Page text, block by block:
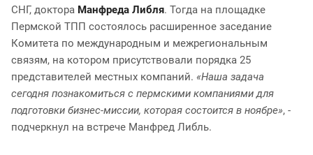
СНГ, доктора Манфреда Либля. Тогда на площадке
Пермской ТПП состоялось расширенное заседание
Комитета по международным и межрегиональным
связям, на котором присутствовали порядка 25
представителей местных компаний. «Наша задача
сегодня познакомиться с пермскими компаниями для
подготовки бизнес-миссии, которая состоится в ноябре», -
подчеркнул на встрече Манфред Либль.